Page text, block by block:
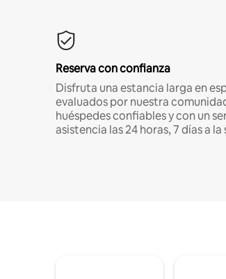
Reserva con confianza
Disfruta una estancia larga en
evaluados por nuestra
huéspedes confiables y con un
asistencia las 24 horas, 7 días a la